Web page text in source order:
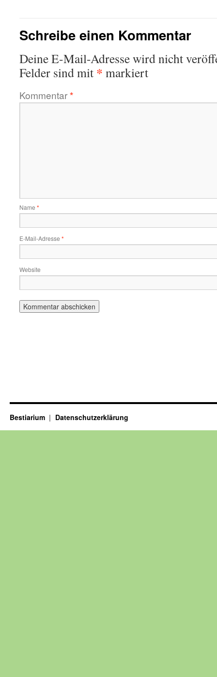
Schreibe einen Kommentar
Deine E-Mail-Adresse wird nicht
Felder sind mit * markiert
Kommentar*
Name *
E-Mail-Adresse *
Website
Bestiarium Datenschutzerklärung